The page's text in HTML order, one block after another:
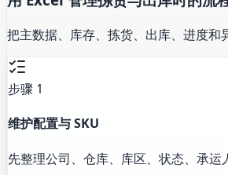
把主数据、库存、拣货、出库、进度和
步骤 1
维护配置与 SKU
先整理公司、仓库、库区、状态、承运